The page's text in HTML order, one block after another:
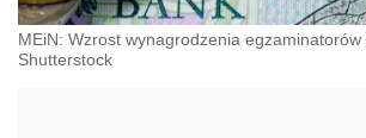
MEiN: Wzrost wynagrodzenia
Shutterstock